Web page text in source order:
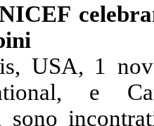
USA, 1
e
sono